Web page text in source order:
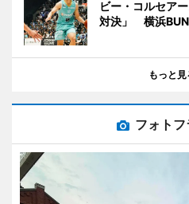
ビー・コルセア
対決」 横浜
もっと見
フォト